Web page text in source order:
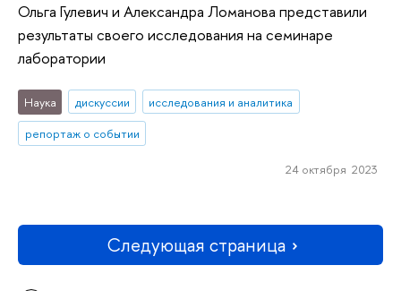
Ольга Гулевич и Александра Ломанова представили
результаты своего исследования на семинаре
лаборатории
Наука дискуссии
исследования и аналитика
репортаж о событии
24 октября 2023
Следующая страница